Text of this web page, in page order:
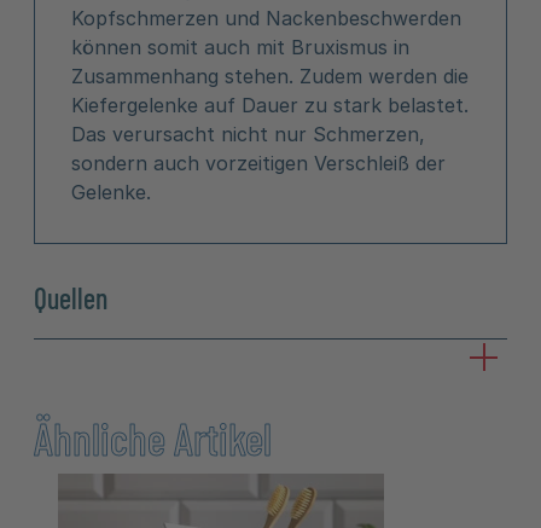
Kopfschmerzen und Nackenbeschwerden
können somit auch mit Bruxismus in
Zusammenhang stehen. Zudem werden die
Kiefergelenke auf Dauer zu stark belastet.
Das verursacht nicht nur Schmerzen,
sondern auch vorzeitigen Verschleiß der
Gelenke.
Quellen
Ähnliche Artikel